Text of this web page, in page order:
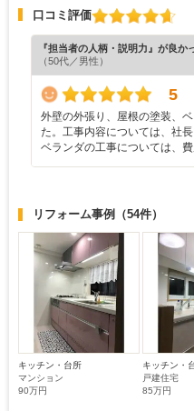
口コミ評価
『担当者の人柄・説明力』が良か
（50代／男性）
5
外壁の外張り、屋根の塗装、
た。工事内容については、社
ベランダの工事については、
リフォーム事例 （54件）
キッチン・台所
マンション
90万円
キッチン・
戸建住宅
85万円